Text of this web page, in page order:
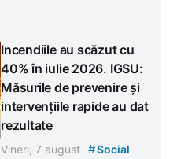
Incendiile au scăzut cu
40% în iulie 2026. IGSU:
Măsurile de prevenire și
intervențiile rapide au dat
rezultate
Vineri, 7 august #Social